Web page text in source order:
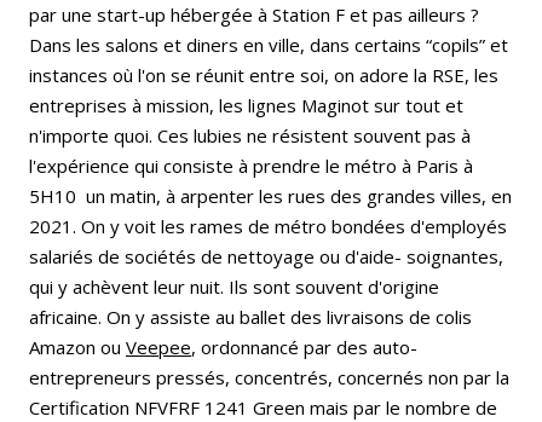
par une start-up hébergée à Station F et pas ailleurs ?
Dans les salons et diners en ville, dans certains “copils” et
instances où l'on se réunit entre soi, on adore la RSE, les
entreprises à mission, les lignes Maginot sur tout et
n'importe quoi. Ces lubies ne résistent souvent pas à
l'expérience qui consiste à prendre le métro à Paris à
5H10 un matin, à arpenter les rues des grandes villes, en
2021. On y voit les rames de métro bondées d'employés
salariés de sociétés de nettoyage ou d'aide- soignantes,
qui y achèvent leur nuit. Ils sont souvent d'origine
africaine. On y assiste au ballet des livraisons de colis
Amazon ou Veepee, ordonnancé par des auto-
entrepreneurs pressés, concentrés, concernés non par la
Certification NFVFRF 1241 Green mais par le nombre de